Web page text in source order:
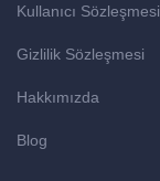
Kullanıcı Sözleşmesi
Gizlilik Sözleşmesi
Hakkımızda
Blog